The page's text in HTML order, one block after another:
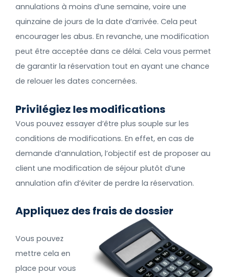
annulations à moins d’une semaine, voire une
quinzaine de jours de la date d’arrivée. Cela peut
encourager les abus. En revanche, une modification
peut être acceptée dans ce délai. Cela vous permet
de garantir la réservation tout en ayant une chance
de relouer les dates concernées.
Privilégiez les modifications
Vous pouvez essayer d’être plus souple sur les
conditions de modifications. En effet, en cas de
demande d’annulation, l’objectif est de proposer au
client une modification de séjour plutôt d’une
annulation afin d’éviter de perdre la réservation.
Appliquez des frais de dossier
Vous pouvez
mettre cela en
place pour vous